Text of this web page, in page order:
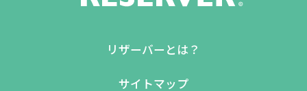
リザーバーとは？
サイトマップ